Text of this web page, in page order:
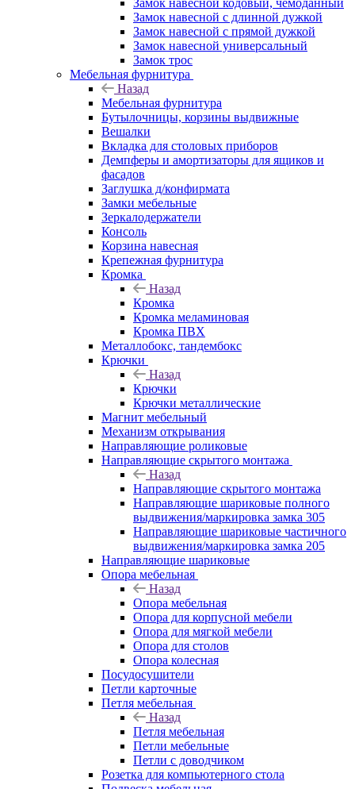
Замок навесной кодовый, чемоданный
Замок навесной с длинной дужкой
Замок навесной с прямой дужкой
Замок навесной универсальный
Замок трос
Мебельная фурнитура
Назад
Мебельная фурнитура
Бутылочницы, корзины выдвижные
Вешалки
Вкладка для столовых приборов
Демпферы и амортизаторы для ящиков и
фасадов
Заглушка д/конфирмата
Замки мебельные
Зеркалодержатели
Консоль
Корзина навесная
Крепежная фурнитура
Кромка
Назад
Кромка
Кромка меламиновая
Кромка ПВХ
Металлобокс, тандембокс
Крючки
Назад
Крючки
Крючки металлические
Магнит мебельный
Механизм открывания
Направляющие роликовые
Направляющие скрытого монтажа
Назад
Направляющие скрытого монтажа
Направляющие шариковые полного
выдвижения/маркировка замка 305
Направляющие шариковые частичного
выдвижения/маркировка замка 205
Направляющие шариковые
Опора мебельная
Назад
Опора мебельная
Опора для корпусной мебели
Опора для мягкой мебели
Опора для столов
Опора колесная
Посудосушители
Петли карточные
Петля мебельная
Назад
Петля мебельная
Петли мебельные
Петли с доводчиком
Розетка для компьютерного стола